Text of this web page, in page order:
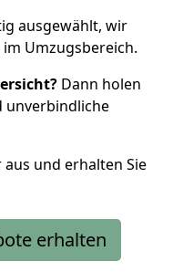
ausgewählt, wir
Umzugsbereich.
Dann holen
unverbindliche
aus und erhalten Sie
erhalten